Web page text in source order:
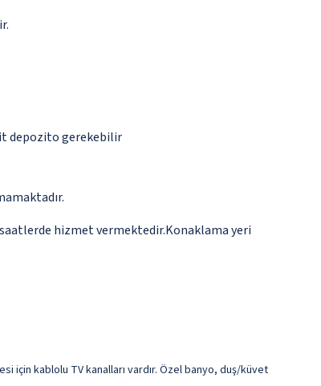
depozito gerekebilir
saatlerde hizmet vermektedir.Konaklama yeri
kablolu TV kanalları vardır. Özel banyo, duş/küvet